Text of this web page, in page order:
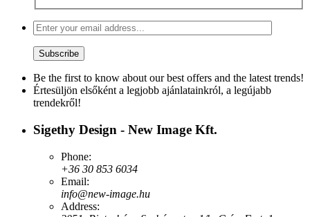
Be the first to know about our best offers and the latest trends!
Értesüljön elsőként a legjobb ajánlatainkról, a legújabb
trendekről!
Sigethy Design - New Image Kft.
Phone:
+36 30 853 6034
Email:
info@new-image.hu
Address: